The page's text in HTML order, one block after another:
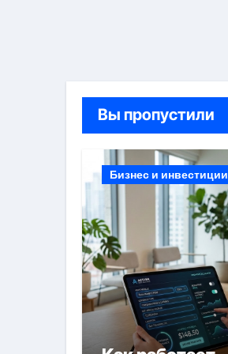
Вы пропустили
Бизнес и инвестиции